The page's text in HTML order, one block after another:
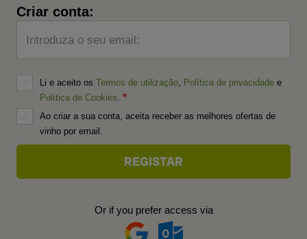
Criar conta:
Introduza o seu email:
Li e aceito os Termos de utilização Política de privacidade e
Política de Cookies
Ao criar a sua conta, aceita receber as melhores ofertas de
vinho por email.
Or if you prefer access via